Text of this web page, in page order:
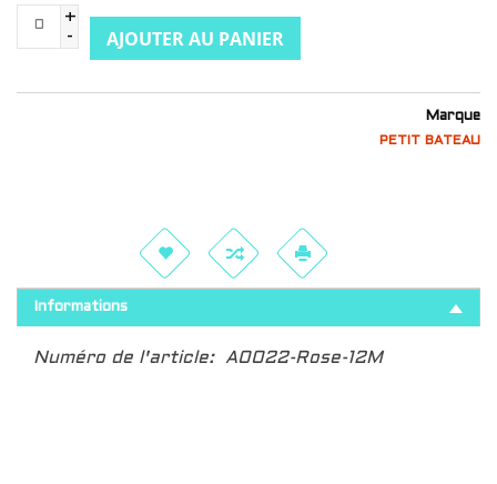
+
-
AJOUTER AU PANIER
Marque
PETIT BATEAU
Informations
Numéro de l'article: A0022-Rose-12M